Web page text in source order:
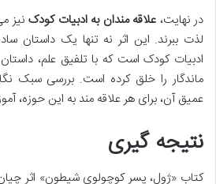
در نهایت، علاقه مندان به ادبیات کودکنیز
لذت ببرند. این اثر نه تنها یک داستان
ادبیات کودک است که با تلفیق علم،
ماندگار را خلق کرده است. بررسی سبک
عمیق آن، برای هر علاقه مند به این حوزه،
نتیجه گیری
کتاب «ژول، پسر کوچولوی شیطون» اثر